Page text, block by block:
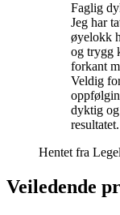
Faglig
Jeg har
øyelokk
og trygg
forkant
Veldig
dyktig
resultatet.
Hentet fra
Veiledende